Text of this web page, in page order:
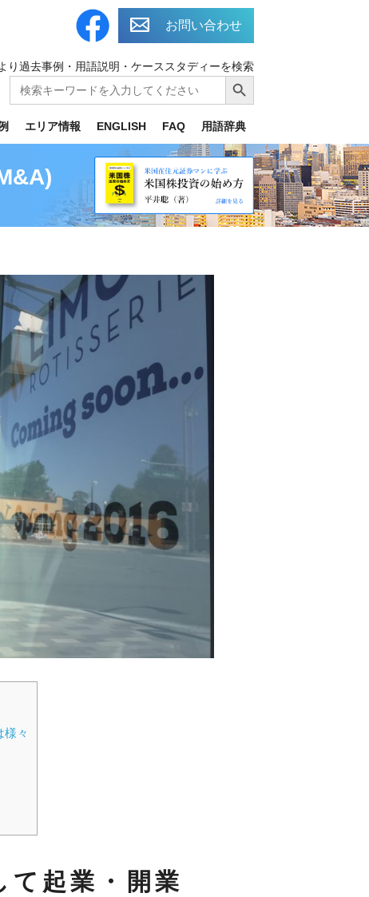
お問い合わせ
り過去事例・用語説明・ケーススタディーを検索
Search
for:
Search Button
エリア情報 ENGLISH FAQ 用語辞典
様々
て起業・開業